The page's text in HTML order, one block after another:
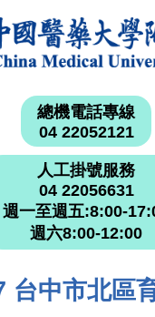
總機電話專線
04 22052121
人工掛號服務
04 22056631
週一至週五:8:00-
週六8:00-12:00
台中市北區